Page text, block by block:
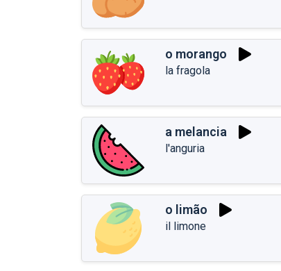
o morango
la fragola
a melancia
l'anguria
o limão
il limone